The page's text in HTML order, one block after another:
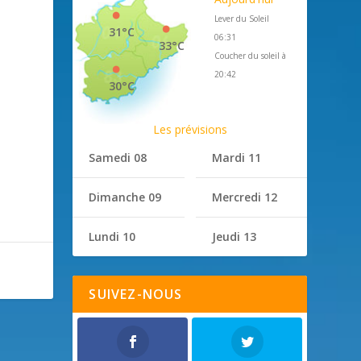
33°C
31°C
30°C
Lever du Soleil
06:31
Coucher du soleil à
20:42
Les prévisions
Samedi 08
Dimanche 09
Lundi 10
Mardi 11
Mercredi 12
Jeudi 13
SUIVEZ-NOUS